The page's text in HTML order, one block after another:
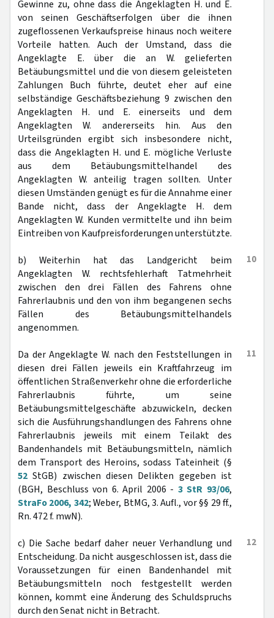
Gewinne zu, ohne dass die Angeklagten H. und E.
von seinen Geschäftserfolgen über die ihnen
zugeflossenen Verkaufspreise hinaus noch weitere
Vorteile hatten. Auch der Umstand, dass die
Angeklagte E. über die an W. gelieferten
Betäubungsmittel und die von diesem geleisteten
Zahlungen Buch führte, deutet eher auf eine
selbständige Geschäftsbeziehung 9 zwischen den
Angeklagten H. und E. einerseits und dem
Angeklagten W. andererseits hin. Aus den
Urteilsgründen ergibt sich insbesondere nicht,
dass die Angeklagten H. und E. mögliche Verluste
aus dem Betäubungsmittelhandel des
Angeklagten W. anteilig tragen sollten. Unter
diesen Umständen genügt es für die Annahme einer
Bande nicht, dass der Angeklagte H. dem
Angeklagten W. Kunden vermittelte und ihn beim
Eintreiben von Kaufpreisforderungen unterstützte.
10
b) Weiterhin hat das Landgericht beim
Angeklagten W. rechtsfehlerhaft Tatmehrheit
zwischen den drei Fällen des Fahrens ohne
Fahrerlaubnis und den von ihm begangenen sechs
Fällen des Betäubungsmittelhandels
angenommen.
11
Da der Angeklagte W. nach den Feststellungen in
diesen drei Fällen jeweils ein Kraftfahrzeug im
öffentlichen Straßenverkehr ohne die erforderliche
Fahrerlaubnis führte, um seine
Betäubungsmittelgeschäfte abzuwickeln, decken
sich die Ausführungshandlungen des Fahrens ohne
Fahrerlaubnis jeweils mit einem Teilakt des
Bandenhandels mit Betäubungsmitteln, nämlich
dem Transport des Heroins, sodass Tateinheit (§
52 StGB) zwischen diesen Delikten gegeben ist
(BGH, Beschluss von 6. April 2006 - 3 StR 93/06,
StraFo 2006, 342; Weber, BtMG, 3. Aufl., vor §§ 29 ff.,
Rn. 472 f. mwN).
12
c) Die Sache bedarf daher neuer Verhandlung und
Entscheidung. Da nicht ausgeschlossen ist, dass die
Voraussetzungen für einen Bandenhandel mit
Betäubungsmitteln noch festgestellt werden
können, kommt eine Änderung des Schuldspruchs
durch den Senat nicht in Betracht.